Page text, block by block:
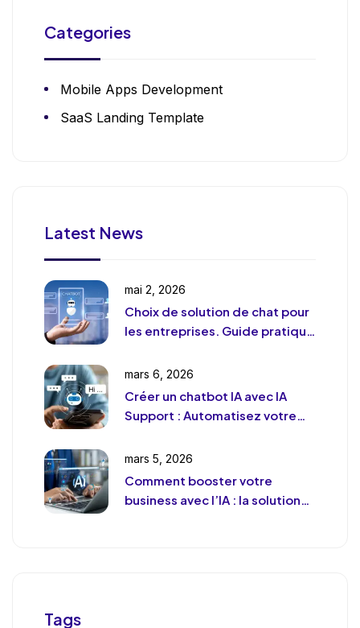
Categories
Mobile Apps Development
SaaS Landing Template
Latest News
mai 2, 2026
Choix de solution de chat pour
les entreprises. Guide pratique
mars 6, 2026
Créer un chatbot IA avec IA
Support : Automatisez votre
déshumaniser)
mars 5, 2026
Comment booster votre
business avec l’IA : la solution
Tags